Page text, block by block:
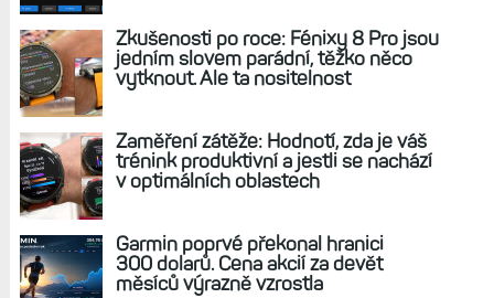
Zkušenosti po roce: Fénixy 8 Pro jsou
jedním slovem parádní, těžko něco
vytknout. Ale ta nositelnost
Zaměření zátěže: Hodnotí, zda je váš
trénink produktivní a jestli se nachází
v optimálních oblastech
Garmin poprvé překonal hranici
300 dolarů. Cena akcií za devět
měsíců výrazně vzrostla